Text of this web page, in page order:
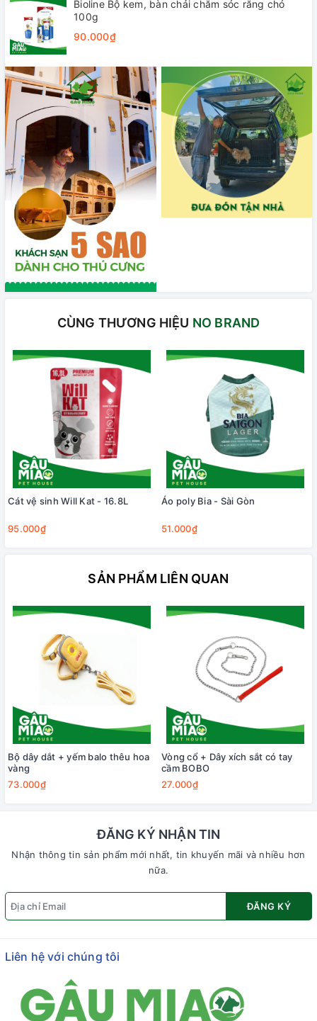
Bioline Bộ kem, bàn chải chăm sóc răng chó
100g
90.000₫
CÙNG THƯƠNG HIỆU NO BRAND
Cát vệ sinh Will Kat - 16.8L
95.000₫
Áo poly Bia - Sài Gòn
51.000₫
SẢN PHẨM LIÊN QUAN
Bộ dây dắt + yếm balo thêu hoa
vàng
73.000₫
Vòng cổ + Dây xích sắt có tay
cầm BOBO
27.000₫
ĐĂNG KÝ NHẬN TIN
Nhận thông tin sản phẩm mới nhất, tin khuyến mãi và nhiều hơn
nữa.
ĐĂNG KÝ
Liên hệ với chúng tôi